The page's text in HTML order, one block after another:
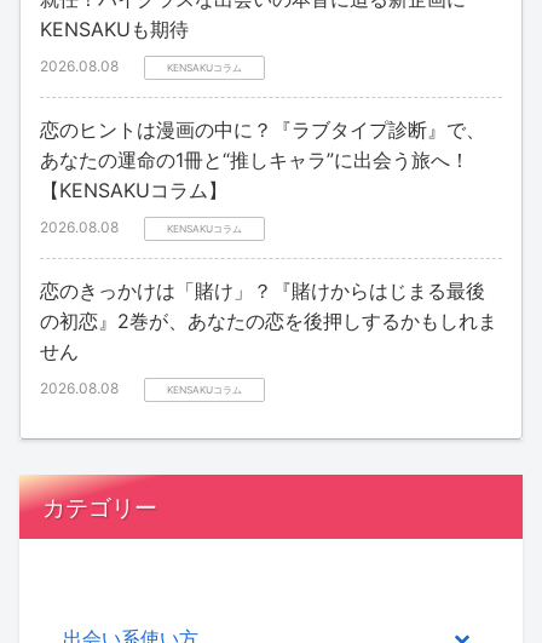
KENSAKUも期待
2026.08.08 KENSAKUコラム
恋のヒントは漫画の中に？『ラブタイプ診断』で、
あなたの運命の1冊と“推しキャラ”に出会う旅へ！
【KENSAKUコラム】
2026.08.08 KENSAKUコラム
恋のきっかけは「賭け」？『賭けからはじまる最後
の初恋』2巻が、あなたの恋を後押しするかもしれま
せん
2026.08.08 KENSAKUコラム
カテゴリー